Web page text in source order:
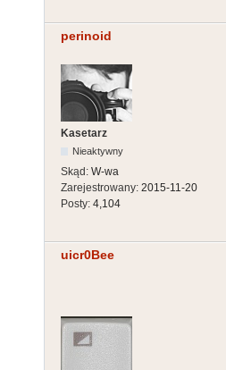
perinoid
Kasetarz
Nieaktywny
Skąd: W-wa
Zarejestrowany: 2015-11-20
Posty: 4,104
uicr0Bee